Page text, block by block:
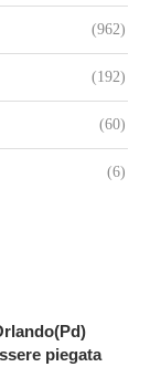
(962)
(192)
(60)
(6)
piegata